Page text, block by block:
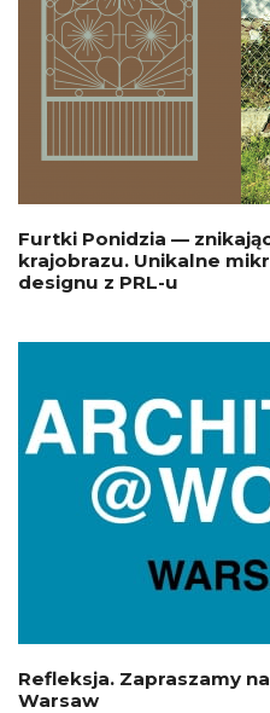
Furtki Ponidzia —
krajobrazu. Unikalne
designu z PRL-u
Refleksja. Zapraszamy na
Warsaw